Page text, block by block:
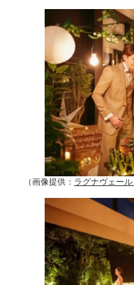
（画像提供： ラグナヴェー